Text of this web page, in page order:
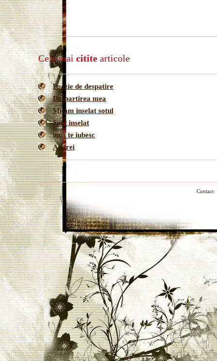
Cele mai citite articole
Poezie de despatire
Despartirea mea
Mi-am inselat sotul
Sunt inselat
inca te iubesc
Andrei
Contact